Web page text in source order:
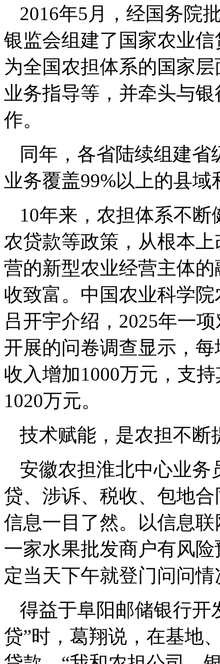
2016年5月，经国务院
银监会组建了国家农业
为全国农担体系的国家
业务指导等，并牵头与
作。
同年，各省陆续组建
业务覆盖99%以上的县域
10年来，农担体系不
农贷款等政策，从根本
营的新型农业经营主体
收致富。中国农业科学
吕开宇介绍，2025年一
开展的问卷调查显示，
收入增加1000万元，支
1020万元。
技术赋能，是农担不断
安徽农担淮北中心业务
贷、涉诉、税收、包地
信息一目了然。以信息
一家水果批发商户有风
定当天下午就登门问问情
得益于阜阳邮储银行开
贷”时，葛翔说，在基地